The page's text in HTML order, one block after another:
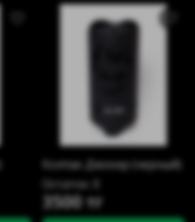
Колпак Джокер (черный)
Остаток: 0
3500 тг